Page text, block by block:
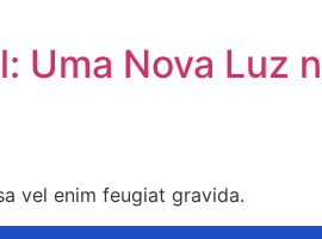
Uma Nova Luz
vel enim feugiat gravida.